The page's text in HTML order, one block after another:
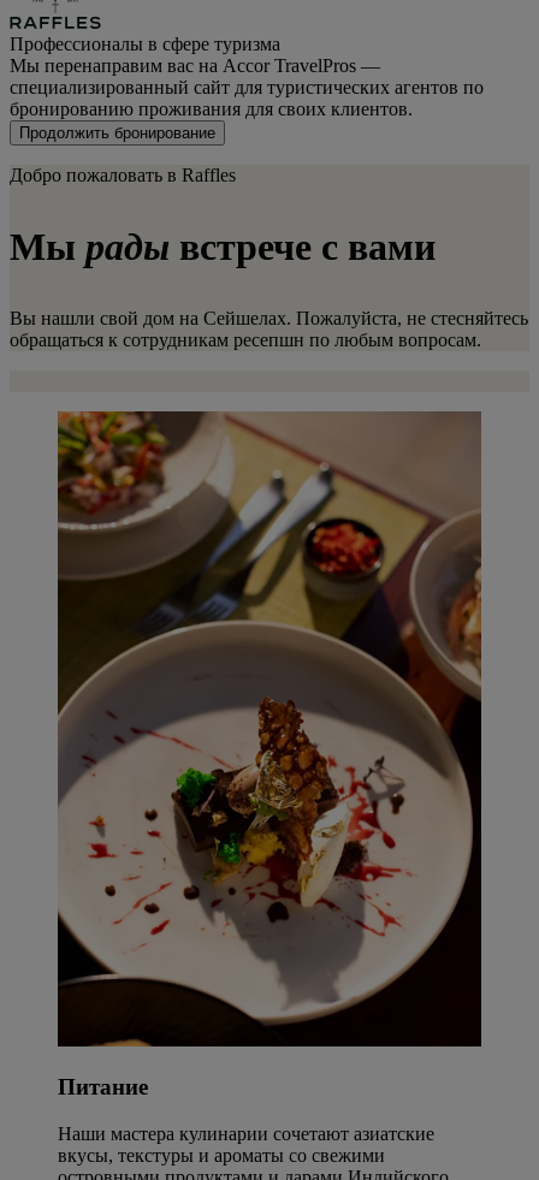
Профессионалы в сфере туризма
Мы перенаправим вас на Accor TravelPros —
специализированный сайт для туристических агентов по
бронированию проживания для своих клиентов.
Продолжить бронирование
Добро пожаловать в Raffles
Мы рады встрече с вами
Вы нашли свой дом на Сейшелах. Пожалуйста, не стесняйтесь
обращаться к сотрудникам ресепшн по любым вопросам.
Питание
Наши мастера кулинарии сочетают азиатские
вкусы, текстуры и ароматы со свежими